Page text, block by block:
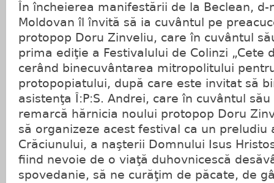
În încheierea manifestării de la Beclean, d-
Moldovan îl învită să ia cuvântul pe
protopop Doru Zinveliu, care în cuvântul
prima ediţie a Festivalului de Colinzi „Cete
cerând binecuvântarea mitropolitului
protopopiatului, după care este invitat să
asistenţa Î:P:S. Andrei, care în cuvântul
remarcă hărnicia noului protopop Doru
să organizeze acest festival ca un preludiu
Crăciunului, a naşterii Domnului Isus
fiind nevoie de o viaţă duhovnicescă
spovedanie, să ne curăţim de păcate, de